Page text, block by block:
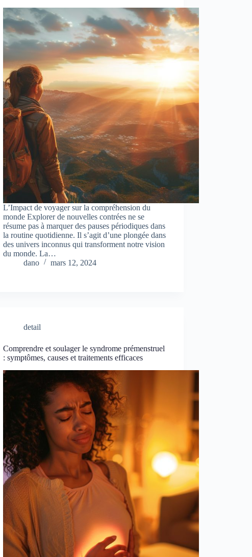
L’Impact de voyager sur la compréhension du
monde Explorer de nouvelles contrées ne se
résume pas à marquer des pauses périodiques dans
la routine quotidienne. Il s’agit d’une plongée dans
des univers inconnus qui transforment notre vision
du monde. La…
dano
mars 12, 2024
detail
Comprendre et soulager le syndrome prémenstruel
: symptômes, causes et traitements efficaces